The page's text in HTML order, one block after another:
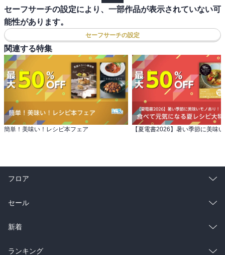
セーフサーチの設定により、一部作品が表示されていない可
能性があります。
セーフサーチの設定
関連する特集
簡単！美味い！レシピ本フェア
フロア
総合
ラノベ
雑誌・グラビア
セール
総合
ラノベ
新着
総合
ランキング